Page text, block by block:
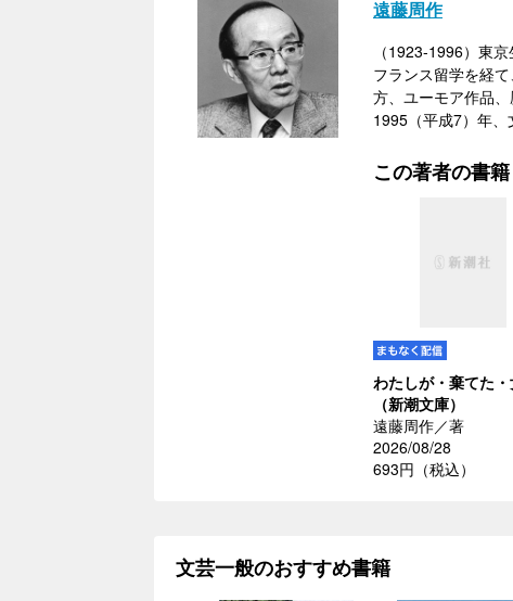
遠藤周作
（1923-1996）東
フランス留学を経
方、ユーモア作品
1995（平成7）年、
この著者の書籍
わたしが・棄てた
（新潮文庫）
遠藤周作／著
2026/08/28
693円（税込）
文芸一般のおすすめ書籍